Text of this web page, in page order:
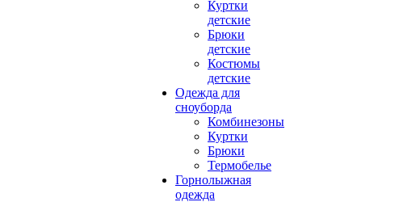
Куртки
детские
Брюки
детские
Костюмы
детские
Одежда для
сноуборда
Комбинезоны
Куртки
Брюки
Термобелье
Горнолыжная
одежда